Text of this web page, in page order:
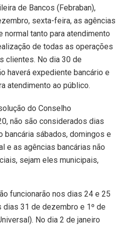
de Bancos (Febraban),
sexta-feira, as agências
normal tanto para atendimento
de todas as operações
clientes. No dia 30 de
haverá expediente bancário e
atendimento ao público.
do Conselho
não são considerados dias
bancária sábados, domingos e
e as agências bancárias não
sejam eles municipais,
funcionarão nos dias 24 e 25
31 de dezembro e 1º de
No dia 2 de janeiro